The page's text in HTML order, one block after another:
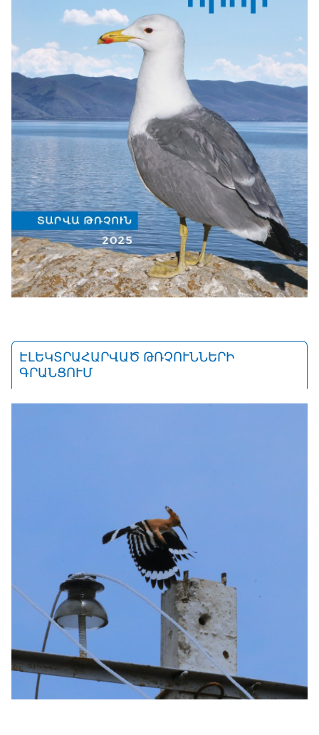
ԷԼԵԿՏՐԱՀԱՐՎԱԾ ԹՌՉՈՒՆՆԵՐԻ
ԳՐԱՆՑՈՒՄ